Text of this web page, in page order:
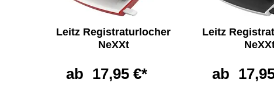
Leitz Registraturlocher
NeXXt
ab 17,95 €*
Leitz
ab